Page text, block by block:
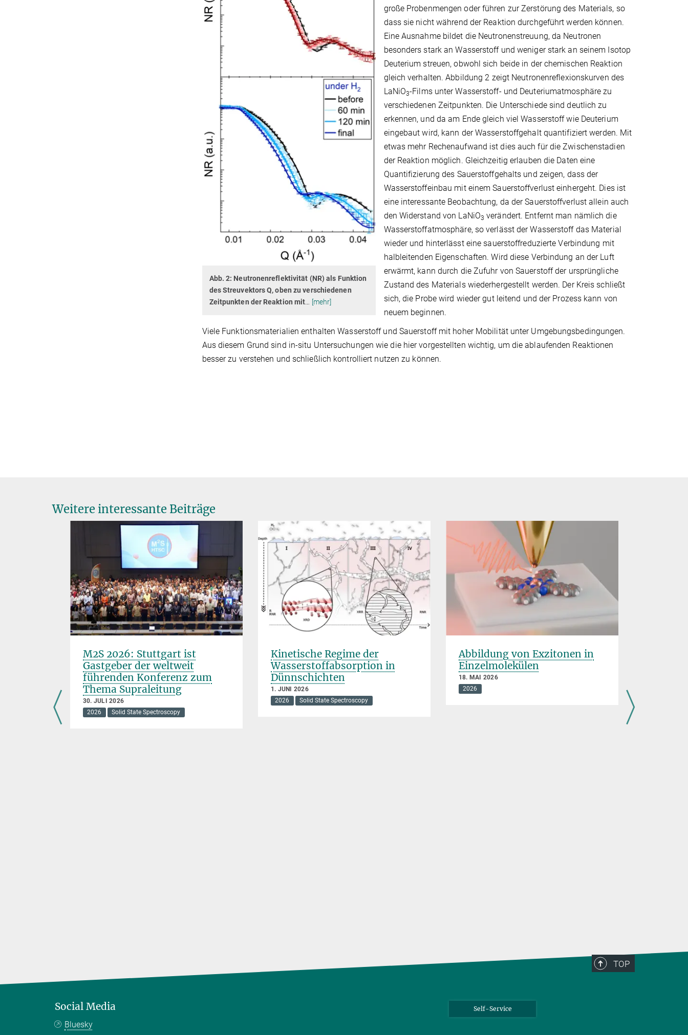
Abb. 2: Neutronenreflektivität (NR) als Funktion
des Streuvektors Q, oben zu verschiedenen
Zeitpunkten der Reaktion mit
[mehr]
große Probenmengen oder führen zur Zerstörung des Materials, so
dass sie nicht während der Reaktion durchgeführt werden können.
Eine Ausnahme bildet die Neutronenstreuung, da Neutronen
besonders stark an Wasserstoff und weniger stark an seinem Isotop
Deuterium streuen, obwohl sich beide in der chemischen Reaktion
gleich verhalten. Abbildung 2 zeigt Neutronenreflexionskurven des
LaNiO3-Films unter Wasserstoff- und Deuteriumatmosphäre zu
verschiedenen Zeitpunkten. Die Unterschiede sind deutlich zu
erkennen, und da am Ende gleich viel Wasserstoff wie Deuterium
eingebaut wird, kann der Wasserstoffgehalt quantifiziert werden. Mit
etwas mehr Rechenaufwand ist dies auch für die Zwischenstadien
der Reaktion möglich. Gleichzeitig erlauben die Daten eine
Quantifizierung des Sauerstoffgehalts und zeigen, dass der
Wasserstoffeinbau mit einem Sauerstoffverlust einhergeht. Dies ist
eine interessante Beobachtung, da der Sauerstoffverlust allein auch
den Widerstand von LaNiO3 verändert. Entfernt man nämlich die
Wasserstoffatmosphäre, so verlässt der Wasserstoff das Material
wieder und hinterlässt eine sauerstoffreduzierte Verbindung mit
halbleitenden Eigenschaften. Wird diese Verbindung an der Luft
erwärmt, kann durch die Zufuhr von Sauerstoff der ursprüngliche
Zustand des Materials wiederhergestellt werden. Der Kreis schließt
sich, die Probe wird wieder gut leitend und der Prozess kann von
neuem beginnen.
Viele Funktionsmaterialien enthalten Wasserstoff und Sauerstoff mit hoher Mobilität unter Umgebungsbedingungen.
Aus diesem Grund sind in-situ Untersuchungen wie die hier vorgestellten wichtig, um die ablaufenden Reaktionen
besser zu verstehen und schließlich kontrolliert nutzen zu können.
Weitere interessante Beiträge
M2S 2026: Stuttgart ist
Gastgeber der weltweit
führenden Konferenz zum
Thema Supraleitung
30. JULI 2026
2026
Solid State Spectroscopy
Kinetische Regime der
Wasserstoffabsorption in
Dünnschichten
1. JUNI 2026
2026
Solid State Spectroscopy
Abbildung von Exzitonen in
Einzelmolekülen
18. MAI 2026
2026
TOP
Social Media
Bluesky
Self-Service